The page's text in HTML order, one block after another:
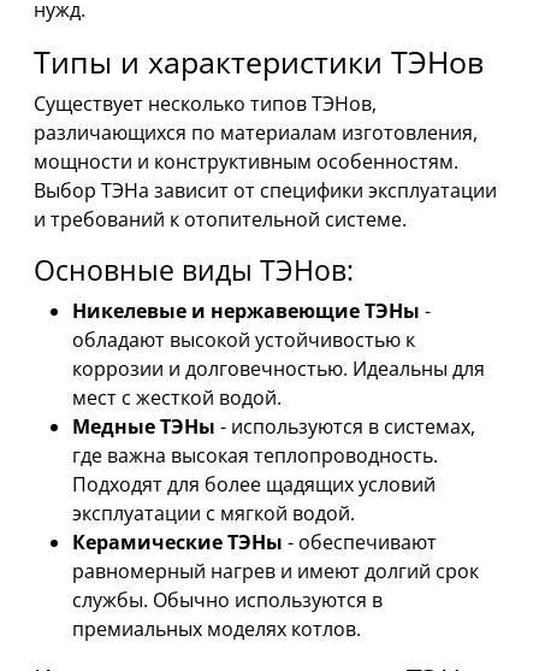
нужд.
Типы и характеристики ТЭНов
Существует несколько типов ТЭНов,
различающихся по материалам изготовления,
мощности и конструктивным особенностям.
Выбор ТЭНа зависит от специфики эксплуатации
и требований к отопительной системе.
Основные виды ТЭНов:
Никелевые и нержавеющие ТЭНы -
обладают высокой устойчивостью к
коррозии и долговечностью. Идеальны для
мест с жесткой водой.
Медные ТЭНы - используются в системах,
где важна высокая теплопроводность.
Подходят для более щадящих условий
эксплуатации с мягкой водой.
Керамические ТЭНы - обеспечивают
равномерный нагрев и имеют долгий срок
службы. Обычно используются в
премиальных моделях котлов.